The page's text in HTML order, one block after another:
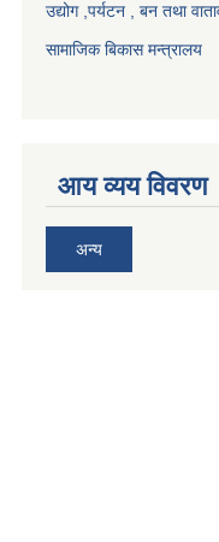
उद्योग ,पर्यटन , बन तथा
सामाजिक बिकास मन्त्रालय
आय व्यय विवरण
अन्य